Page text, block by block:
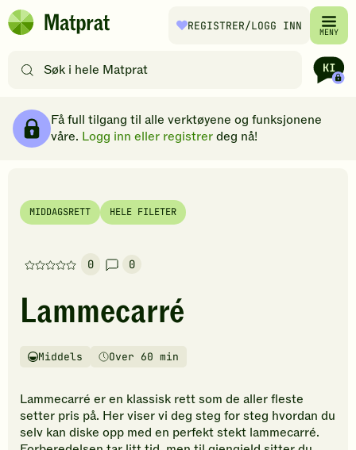
Hopp til hovedinnhold
Matprat
REGISTRER/LOGG INN MENY
etter
filtre
Få full tilgang til alle verktøyene og funksjonene
våre. Logg inn eller registrerdeg nå!
MIDDAGSRETT HELE FILETER
0
Denne
har
foreløpig
vurderinger.
den
første
til
å
0
Lammecarré
Vanskelighetsgrad
Middels
TilberedningstidOver 60 min
Lammecarré er en klassisk rett som de aller fleste
setter pris på. Her viser vi deg steg for steg hvordan du
selv kan diske opp med en perfekt stekt lammecarré.